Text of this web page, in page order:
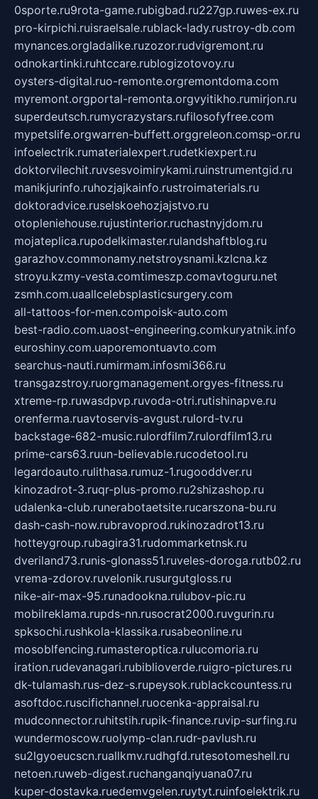
0sporte.ru9rota-game.rubigbad.ru227gp.ruwes-ex.ru
pro-kirpichi.ruisraelsale.rublack-lady.rustroy-db.com
mynances.orgladalike.ruzozor.rudvigremont.ru
odnokartinki.ruhtccare.rublogizotovoy.ru
oysters-digital.ruo-remonte.orgremontdoma.com
myremont.orgportal-remonta.orgvyitikho.rumirjon.ru
superdeutsch.rumycrazystars.rufilosofyfree.com
mypetslife.orgwarren-buffett.orggreleon.comsp-or.ru
infoelectrik.rumaterialexpert.rudetkiexpert.ru
doktorvilechit.ruvsesvoimirykami.ruinstrumentgid.ru
manikjurinfo.ruhozjajkainfo.rustroimaterials.ru
doktoradvice.ruselskoehozjajstvo.ru
otopleniehouse.rujustinterior.ruchastnyjdom.ru
mojateplica.rupodelkimaster.rulandshaftblog.ru
garazhov.commonamy.netstroysnami.kzlcna.kz
stroyu.kzmy-vesta.comtimeszp.comavtoguru.net
zsmh.com.uaallcelebsplasticsurgery.com
all-tattoos-for-men.compoisk-auto.com
best-radio.com.uaost-engineering.comkuryatnik.info
euroshiny.com.uaporemontuavto.com
searchus-nauti.rumirmam.infosmi366.ru
transgazstroy.ruorgmanagement.orgyes-fitness.ru
xtreme-rp.ruwasdpvp.ruvoda-otri.rutishinapve.ru
orenferma.ruavtoservis-avgust.rulord-tv.ru
backstage-682-music.rulordfilm7.rulordfilm13.ru
prime-cars63.ruun-believable.rucodetool.ru
legardoauto.rulithasa.rumuz-1.rugooddver.ru
kinozadrot-3.ruqr-plus-promo.ru2shizashop.ru
udalenka-club.runerabotaetsite.rucarszona-bu.ru
dash-cash-now.rubravoprod.rukinozadrot13.ru
hotteygroup.rubagira31.rudommarketnsk.ru
dveriland73.runis-glonass51.ruveles-doroga.rutb02.ru
vrema-zdorov.ruvelonik.rusurgutgloss.ru
nike-air-max-95.runadookna.rulubov-pic.ru
mobilreklama.rupds-nn.rusocrat2000.ruvgurin.ru
spksochi.rushkola-klassika.rusabeonline.ru
mosoblfencing.rumasteroptica.rulucomoria.ru
iration.rudevanagari.rubiblioverde.ruigro-pictures.ru
dk-tulamash.rus-dez-s.rupeysok.rublackcountess.ru
asoftdoc.ruscifichannel.ruocenka-appraisal.ru
mudconnector.ruhitstih.rupik-finance.ruvip-surfing.ru
wundermoscow.ruolymp-clan.rudr-pavlush.ru
su2lgyoeucscn.ruallkmv.rudhgfd.rutesotomeshell.ru
netoen.ruweb-digest.ruchanganqiyuana07.ru
kuper-dostavka.ruedemvgelen.ruytyt.ruinfoelektrik.ru